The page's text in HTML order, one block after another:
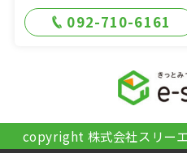
092-710-6161
copyright 株式会社スリー